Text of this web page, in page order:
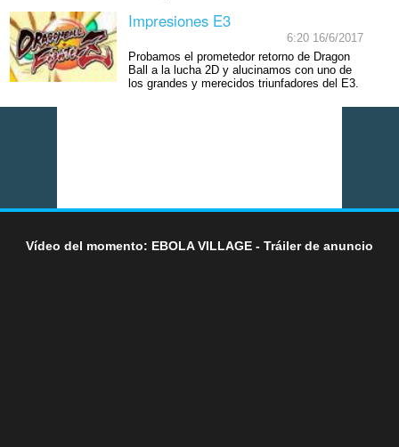
Impresiones E3
6:20 16/6/2017
Probamos el prometedor retorno de Dragon
Ball a la lucha 2D y alucinamos con uno de
los grandes y merecidos triunfadores del E3.
Vídeo del momento: EBOLA VILLAGE - Tráiler de anuncio